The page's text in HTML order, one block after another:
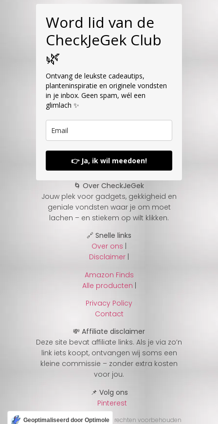
Word lid van de
CheckJeGek Club
🌿
Ontvang de leukste cadeautips,
planteninspiratie en originele vondsten
in je inbox. Geen spam, wél een
glimlach ✨
👉 Ja, ik wil meedoen!
🌀 Over CheckJeGek
Jouw plek voor gadgets, gekkigheid en
geniale vondsten waar je om moet
lachen – en stiekem op wilt klikken.
🔗 Snelle links
Over ons
Disclaimer
Amazon Finds
Alle producten |
Privacy Policy
Contact
💸 Affiliate disclaimer
Deze site bevat affiliate links. Als je via zo’n
link iets koopt, ontvangen wij soms een
kleine commissie – zonder extra kosten
voor jou.
📌 Volg ons
Pinterest
© 2025 CheckJeGek – Alle rechten voorbehouden
Geoptimaliseerd door Optimole